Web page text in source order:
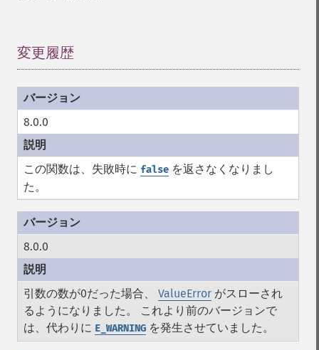
変更履歴
8.0.0
この関数は、失敗時に false を返さなくなりまし
た。
8.0.0
引数の数が0だった場合、 ValueError がスローされ
るようになりました。 これより前のバージョンで
は、代わりに E_WARNING を発生させていました。